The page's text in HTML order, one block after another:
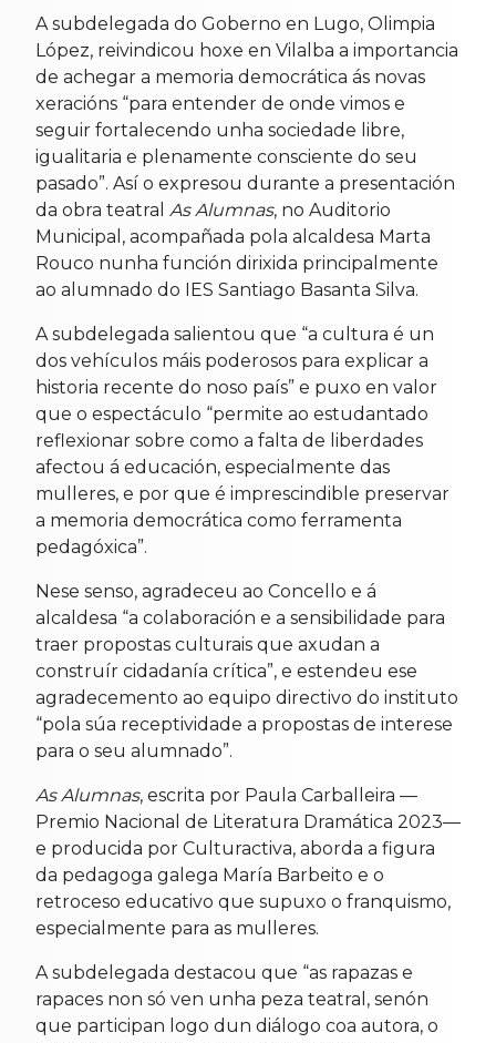
A subdelegada do Goberno en Lugo, Olimpia
López, reivindicou hoxe en Vilalba a importancia
de achegar a memoria democrática ás novas
xeracións “para entender de onde vimos e
seguir fortalecendo unha sociedade libre,
igualitaria e plenamente consciente do seu
pasado”. Así o expresou durante a presentación
da obra teatral As Alumnas, no Auditorio
Municipal, acompañada pola alcaldesa Marta
Rouco nunha función dirixida principalmente
ao alumnado do IES Santiago Basanta Silva.
A subdelegada salientou que “a cultura é un
dos vehículos máis poderosos para explicar a
historia recente do noso país” e puxo en valor
que o espectáculo “permite ao estudantado
reflexionar sobre como a falta de liberdades
afectou á educación, especialmente das
mulleres, e por que é imprescindible preservar
a memoria democrática como ferramenta
pedagóxica”.
Nese senso, agradeceu ao Concello e á
alcaldesa “a colaboración e a sensibilidade para
traer propostas culturais que axudan a
construír cidadanía crítica”, e estendeu ese
agradecemento ao equipo directivo do instituto
“pola súa receptividade a propostas de interese
para o seu alumnado”.
As Alumnas, escrita por Paula Carballeira —
Premio Nacional de Literatura Dramática 2023—
e producida por Culturactiva, aborda a figura
da pedagoga galega María Barbeito e o
retroceso educativo que supuxo o franquismo,
especialmente para as mulleres.
A subdelegada destacou que “as rapazas e
rapaces non só ven unha peza teatral, senón
que participan logo dun diálogo coa autora, o